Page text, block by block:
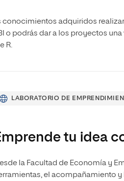
conocimientos adquiridos
o podrás dar a los proyectos
R.
LABORATORIO DE
tu idea
la Facultad de Economía y
el acompañamiento